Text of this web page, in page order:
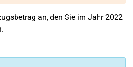
an, den Sie im Jahr 2022